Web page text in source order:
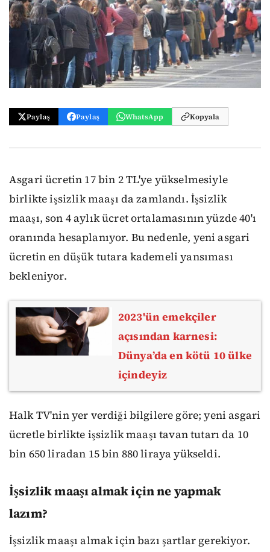
Paylaş Paylaş WhatsApp Kopyala
Asgari ücretin 17 bin 2 TL'ye yükselmesiyle
birlikte işsizlik maaşı da zamlandı. İşsizlik
maaşı, son 4 aylık ücret ortalamasının yüzde 40'ı
oranında hesaplanıyor. Bu nedenle, yeni asgari
ücretin en düşük tutara kademeli yansıması
bekleniyor.
2023'ün emekçiler
açısından karnesi:
Dünya’da en kötü 10 ülke
içindeyiz
Halk TV'nin yer verdiği bilgilere göre; yeni asgari
ücretle birlikte işsizlik maaşı tavan tutarı da 10
bin 650 liradan 15 bin 880 liraya yükseldi.
İşsizlik maaşı almak için ne yapmak
lazım?
İşsizlik maaşı almak için bazı şartlar gerekiyor.